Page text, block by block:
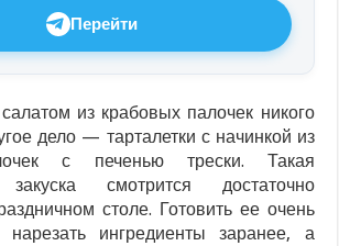
Перейти
из крабовых палочек никого
дело — тарталетки с начинкой из
с печенью трески. Такая
закуска смотрится достаточно
столе. Готовить ее очень
ингредиенты заранее, а